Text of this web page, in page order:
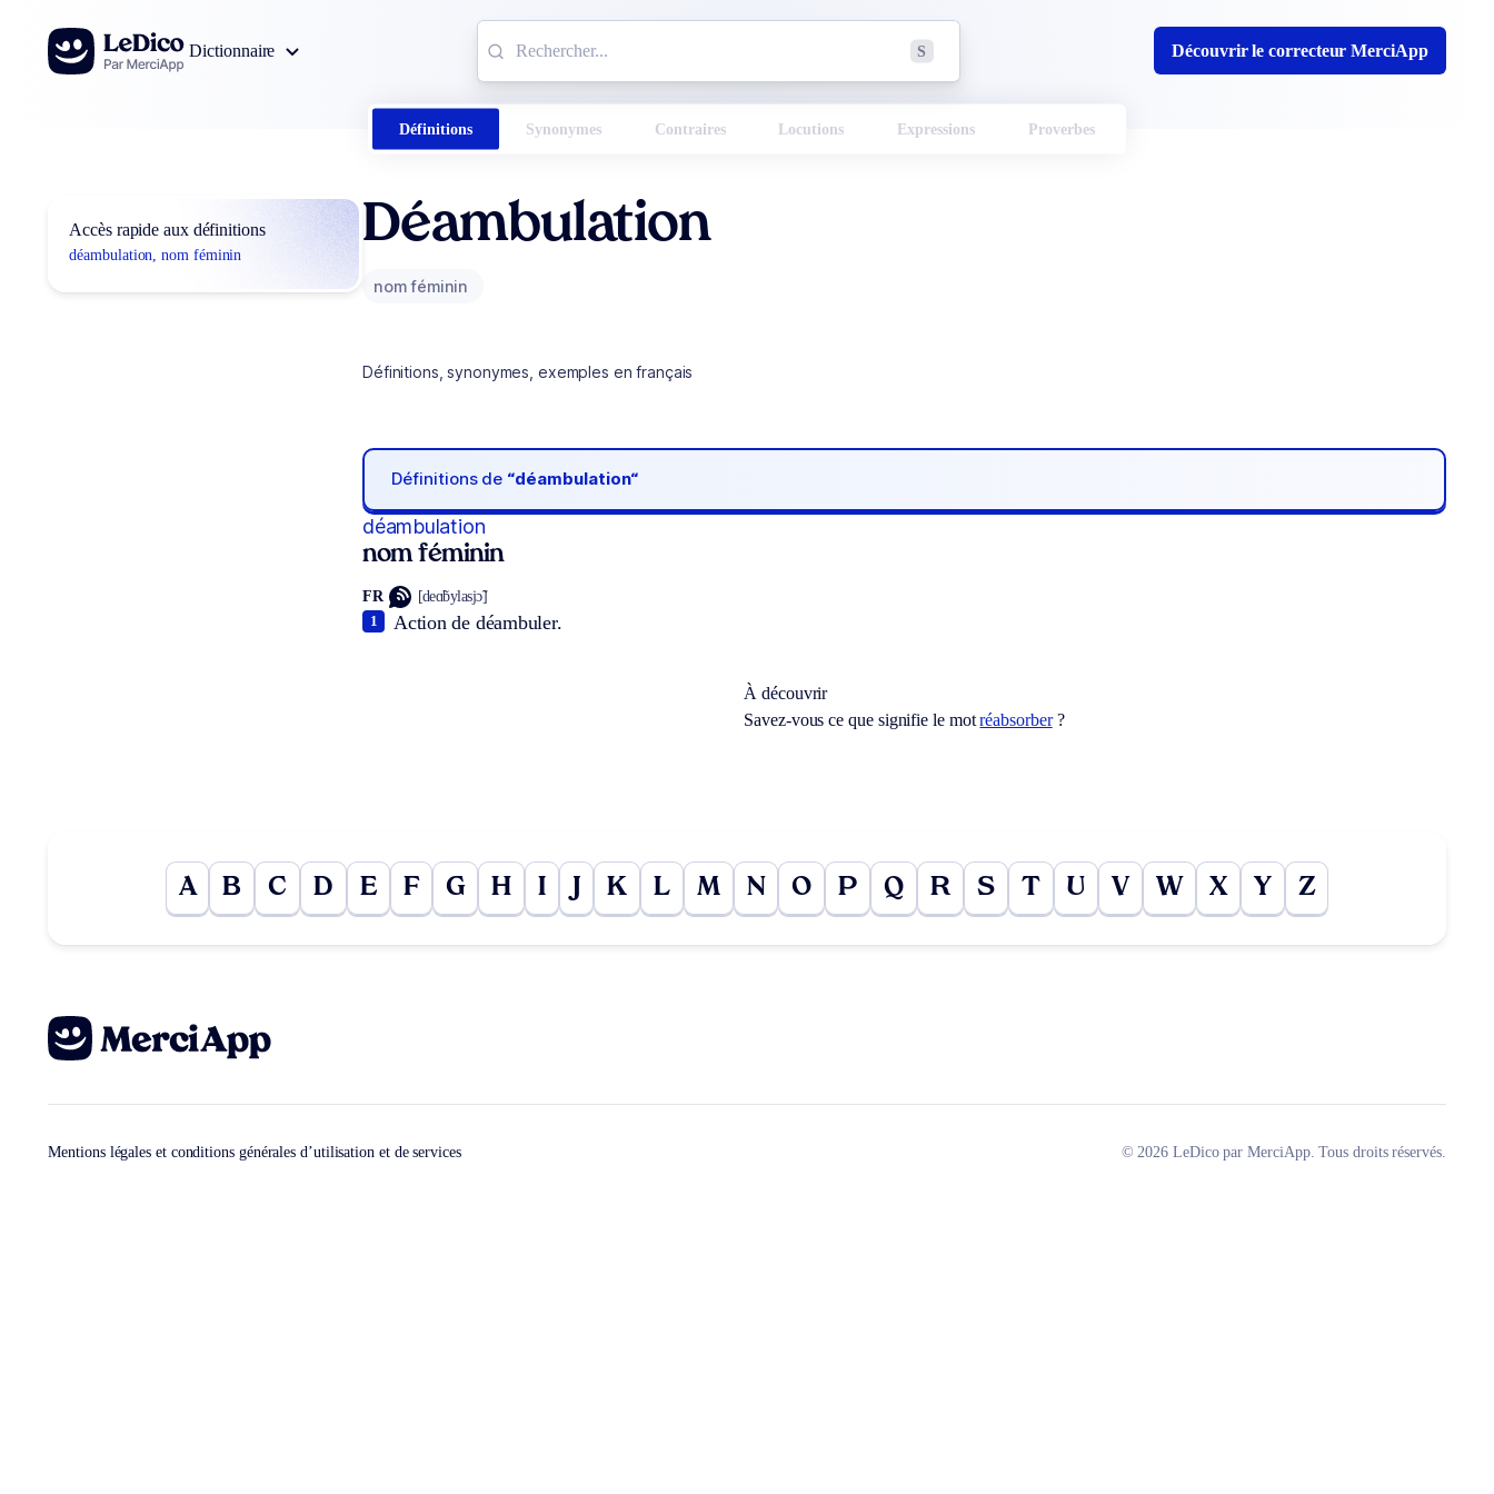
Aller au contenu
Dictionnaire
S Découvrir le correcteur MerciApp
Définitions Synonymes Contraires Locutions Expressions Proverbes
Accès rapide aux définitions
déambulation, nom féminin
Déambulation
nom féminin
Définitions, synonymes, exemples en français
Définitions de “déambulation“
déambulation
nom féminin
FR [deɑ̃bylasjɔ̃]
Action de déambuler.
1
À découvrir
Savez-vous ce que signifie le motréabsorber?
A B C D E F G H I K L M N O P Q R S T U V W X Y Z
Mentions légales et conditions générales d’utilisation et de services © 2026 LeDico par MerciApp. Tous droits réservés.